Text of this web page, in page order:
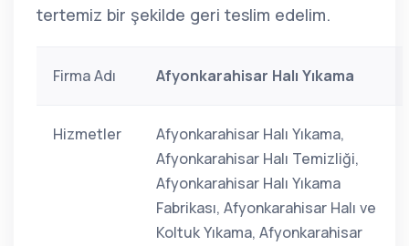
tertemiz bir şekilde geri teslim edelim.
Firma Adı Afyonkarahisar Halı Yıkama
Hizmetler
Afyonkarahisar Halı Yıkama,
Afyonkarahisar Halı Temizliği,
Afyonkarahisar Halı Yıkama
Fabrikası, Afyonkarahisar Halı ve
Koltuk Yıkama, Afyonkarahisar